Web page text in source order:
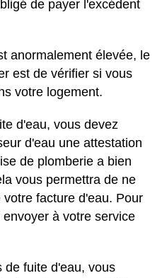
de payer l'excédent
anormalement élevée, le
est de vérifier si vous
votre logement.
d'eau, vous devez
d'eau une attestation
de plomberie a bien
vous permettra de ne
facture d'eau. Pour
à votre service
de fuite d'eau, vous